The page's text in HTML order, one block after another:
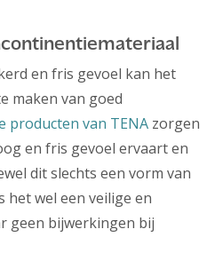
en fris gevoel kan het
maken van goed
producten van TENA zorgen
en fris gevoel ervaart en
dit slechts een vorm van
wel een veilige en
geen bijwerkingen bij